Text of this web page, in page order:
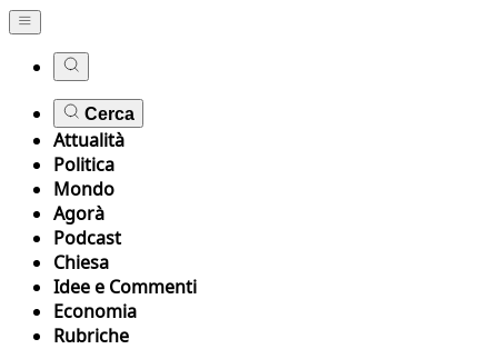
Cerca
Attualità
Politica
Mondo
Agorà
Podcast
Chiesa
Idee e Commenti
Economia
Rubriche